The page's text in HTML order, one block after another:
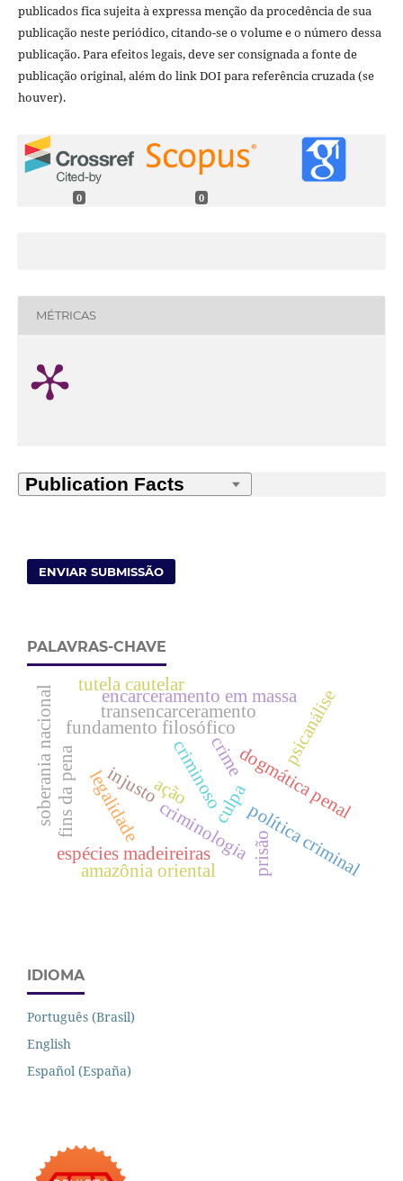
publicados fica sujeita à expressa menção da procedência de sua
publicação neste periódico, citando-se o volume e o número dessa
publicação. Para efeitos legais, deve ser consignada a fonte de
publicação original, além do link DOI para referência cruzada (se
houver).
0 0
MÉTRICAS
ENVIAR SUBMISSÃO
PALAVRAS-CHAVE
ação
crimedogmática penal
fundamento filosófico
criminologia
criminoso
psicanálise
injusto culpa
transencarceramento
encarceramento em massa
espécies madeireiras
amazônia oriental
fins da pena
política criminal
soberania nacional legalidade
prisão
tutela cautelar
IDIOMA
Português (Brasil)
English
Español (España)